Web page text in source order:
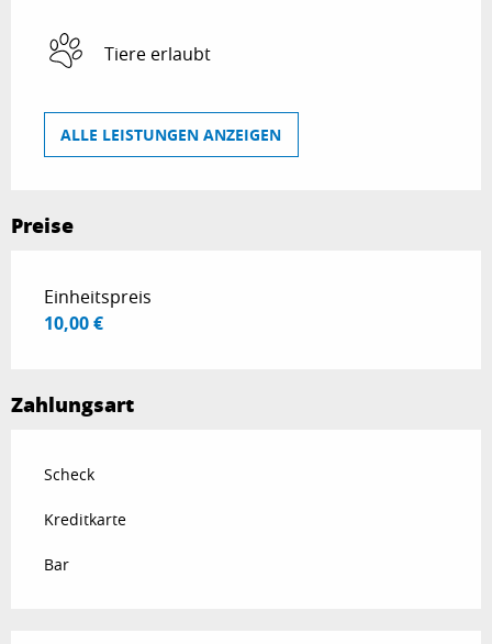
Tiere erlaubt
ALLE LEISTUNGEN ANZEIGEN
Preise
Preise 2026
Einheitspreis
10,00 €
Zahlungsart
Scheck
Kreditkarte
Bar